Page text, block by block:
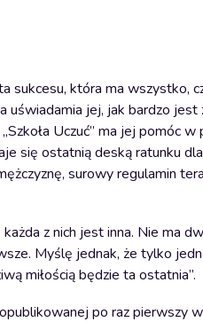
sukcesu, która ma wszystko,
jej, jak bardzo
Uczuć” ma jej pomóc w
się ostatnią deską ratunku
surowy regulamin
z nich jest inna. Nie ma
Myślę jednak, że tylko
miłością będzie ta ostatnia”.
po raz pierwszy